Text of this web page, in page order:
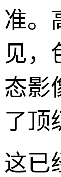
准。
见，
态影
了顶
这已